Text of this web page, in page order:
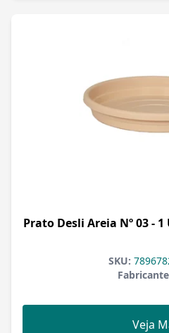
Prato Desli Areia Nº 03 -
SKU:
Veja